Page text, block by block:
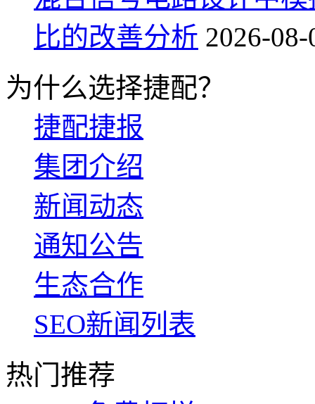
比的改善分析 2026-
为什么选择捷配？
捷配捷报
集团介绍
新闻动态
通知公告
生态合作
SEO新闻列表
热门推荐